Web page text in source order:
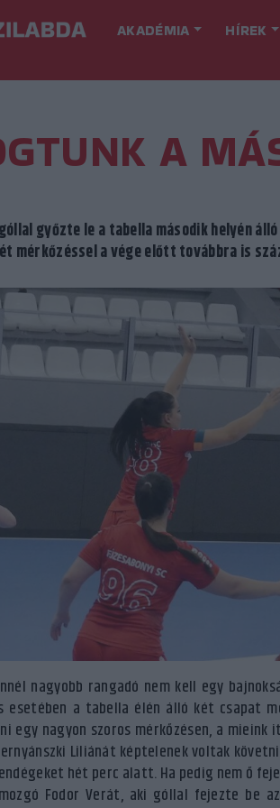
AKADÉMIA HÍREK
A
győzte le a tabella második helyén
mérkőzéssel a vége előtt továbbra is
nagyobb rangadó nem kell egy
esetében a tabella élén álló két csapat
egy nagyon szoros mérkőzésen, a mieink
Liliánát képtelenek voltak követni
hét perc alatt. Ha pedig nem ő
Fodor Verát, aki góllal fejezte be